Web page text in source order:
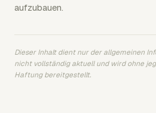
aufzubauen.
Dieser Inhalt dient nur der allgemeinen
nicht vollständig aktuell und wird ohne
Haftung bereitgestellt.